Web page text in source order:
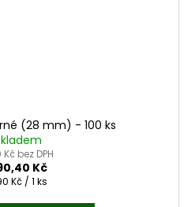
(28 mm) - 100 ks
bez DPH
Kč
Kč / 1 ks